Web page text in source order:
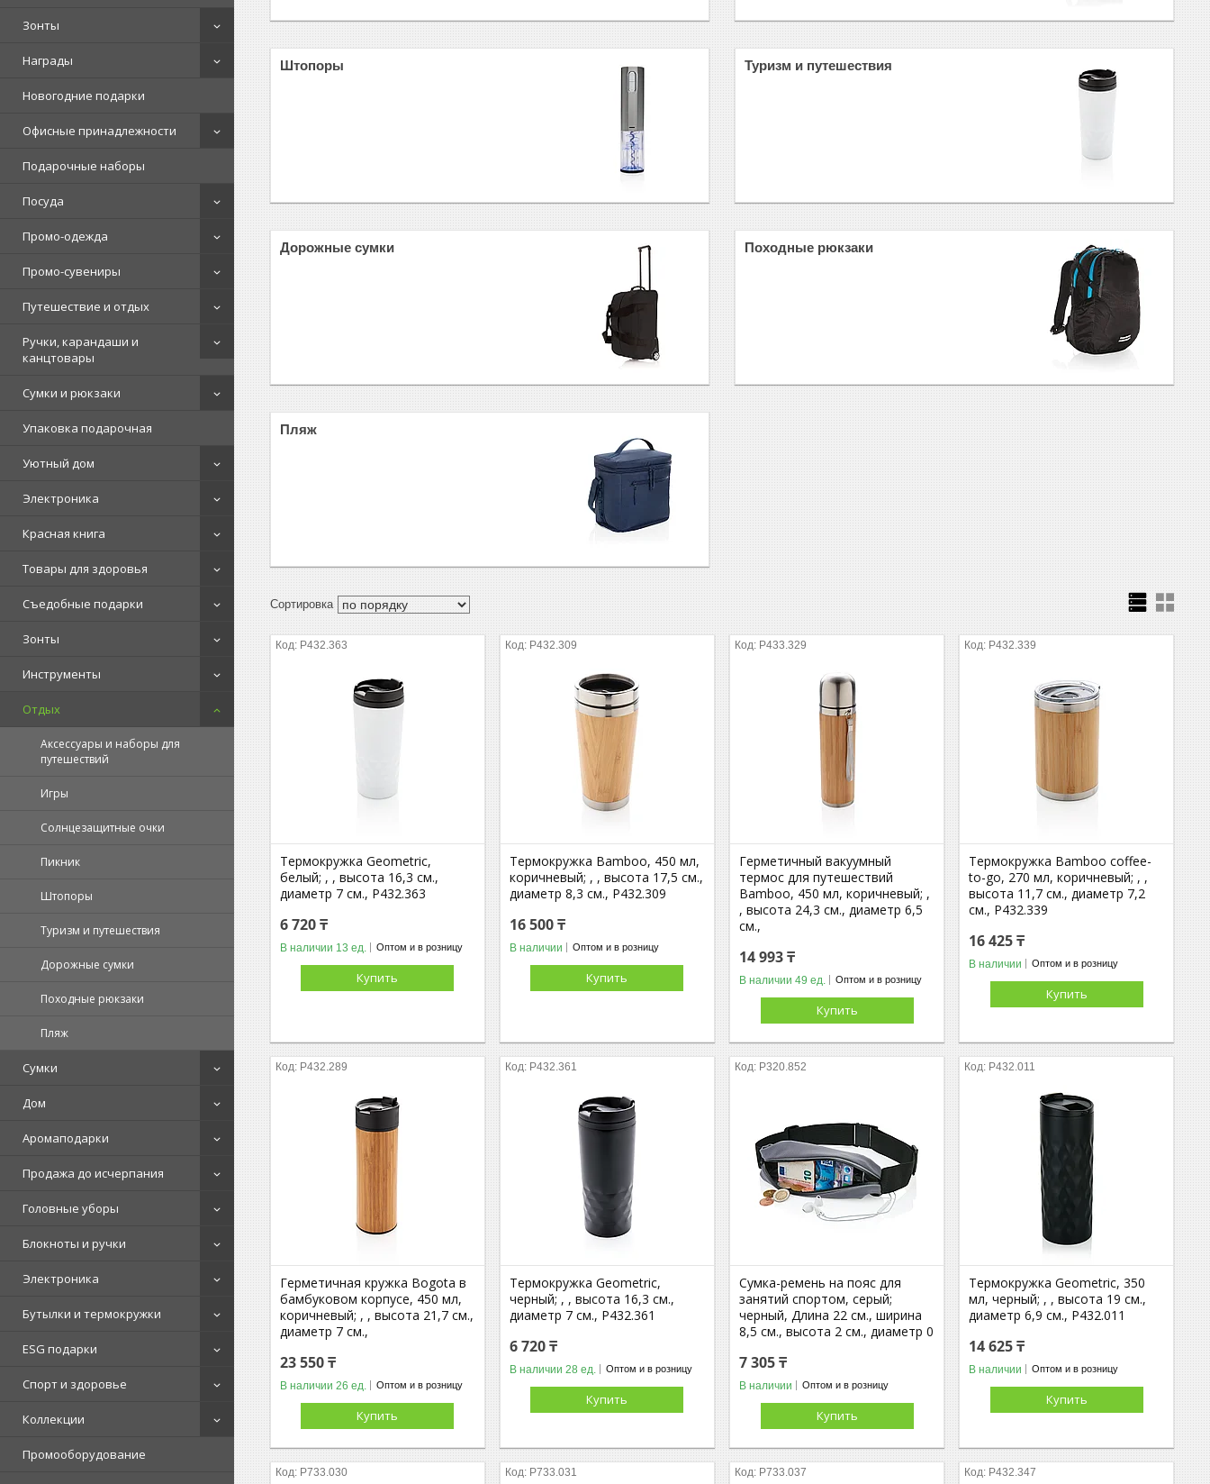
Зонты
Награды
Новогодние подарки
Офисные принадлежности
Подарочные наборы
Посуда
Промо-одежда
Промо-сувениры
Путешествие и отдых
Ручки, карандаши и
канцтовары
Сумки и рюкзаки
Упаковка подарочная
Уютный дом
Электроника
Красная книга
Товары для здоровья
Съедобные подарки
Зонты
Инструменты
Отдых
Аксессуары и наборы для
путешествий
Игры
Солнцезащитные очки
Пикник
Штопоры
Туризм и путешествия
Дорожные сумки
Походные рюкзаки
Пляж
Сумки
Дом
Аромаподарки
Продажа до исчерпания
Головные уборы
Блокноты и ручки
Электроника
Бутылки и термокружки
ESG подарки
Спорт и здоровье
Коллекции
Промооборудование
Штопоры Туризм и путешествия
Дорожные сумки Походные рюкзаки
Пляж
P432.363
Термокружка Geometric,
белый; , , высота 16,3 см.,
диаметр 7 см., P432.363
6 720 ₸
В наличии 13 ед. Оптом и в розницу
Купить
P432.309
Термокружка Bamboo, 450 мл,
коричневый; , , высота 17,5 см.,
диаметр 8,3 см., P432.309
16 500 ₸
В наличии Оптом и в розницу
Купить
P433.329
Герметичный вакуумный
термос для путешествий
Bamboo, 450 мл, коричневый; ,
, высота 24,3 см., диаметр 6,5
см.,
14 993 ₸
В наличии 49 ед. Оптом и в розницу
Купить
P432.339
Термокружка Bamboo coffee-
to-go, 270 мл, коричневый; , ,
высота 11,7 см., диаметр 7,2
см., P432.339
16 425 ₸
В наличии Оптом и в розницу
Купить
P432.289
Герметичная кружка Bogota в
бамбуковом корпусе, 450 мл,
коричневый; , , высота 21,7 см.,
диаметр 7 см.,
23 550 ₸
В наличии 26 ед. Оптом и в розницу
Купить
P432.361
Термокружка Geometric,
черный; , , высота 16,3 см.,
диаметр 7 см., P432.361
6 720 ₸
В наличии 28 ед. Оптом и в розницу
Купить
P320.852
Сумка-ремень на пояс для
занятий спортом, серый;
черный, Длина 22 см., ширина
8,5 см., высота 2 см., диаметр 0
7 305 ₸
В наличии Оптом и в розницу
Купить
P432.011
Термокружка Geometric, 350
мл, черный; , , высота 19 см.,
диаметр 6,9 см., P432.011
14 625 ₸
В наличии Оптом и в розницу
Купить
P733.030 P733.031 P733.037 P432.347